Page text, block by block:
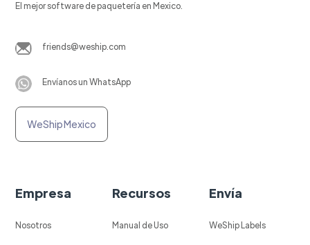
El mejor software de paquetería en Mexico.
friends@weship.com
Envíanos un WhatsApp
WeShip Mexico
Empresa
Nosotros
Recursos
Manual de Uso
Envía
WeShip Labels